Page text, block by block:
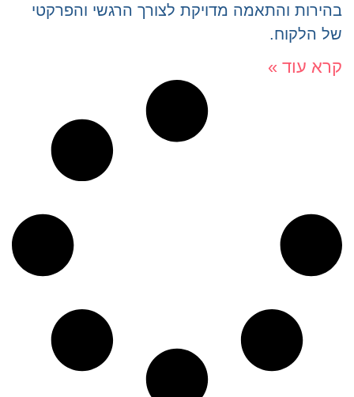
בהירות והתאמה מדויקת לצורך הרגשי והפרקטי
של הלקוח.
קרא עוד »